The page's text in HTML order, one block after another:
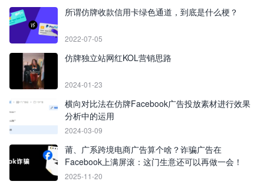
所谓仿牌收款信用卡绿色通道，到底是什么梗？
2022-07-05
仿牌独立站网红KOL营销思路
2024-01-23
横向对比法在仿牌Facebook广告投放素材进行效果
分析中的运用
2024-03-09
莆、广系跨境电商广告算个啥？诈骗广告在
Facebook上满屏滚：这门生意还可以再做一会！
2025-11-20